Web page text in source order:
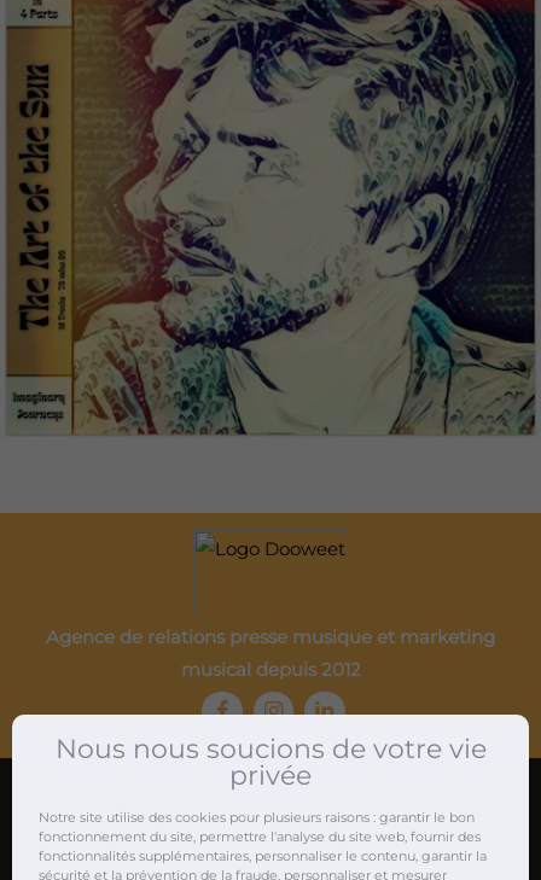
Agence de relations presse musique et marketing
musical depuis 2012
Attachés de presse musique
Nous nous soucions de votre vie
privée
Notre site utilise des cookies pour plusieurs raisons : garantir le bon
fonctionnement du site, permettre l'analyse du site web, fournir des
fonctionnalités supplémentaires, personnaliser le contenu, garantir la
sécurité et la prévention de la fraude, personnaliser et mesurer